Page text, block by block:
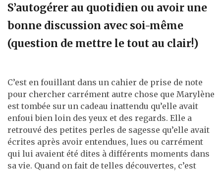
S’autogérer au quotidien ou avoir une
bonne discussion avec soi-même
(question de mettre le tout au clair!)
C’est en fouillant dans un cahier de prise de note
pour chercher carrément autre chose que Marylène
est tombée sur un cadeau inattendu qu’elle avait
enfoui bien loin des yeux et des regards. Elle a
retrouvé des petites perles de sagesse qu’elle avait
écrites après avoir entendues, lues ou carrément
qui lui avaient été dites à différents moments dans
sa vie. Quand on fait de telles découvertes, c’est